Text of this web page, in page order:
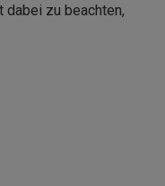
dabei zu beachten,